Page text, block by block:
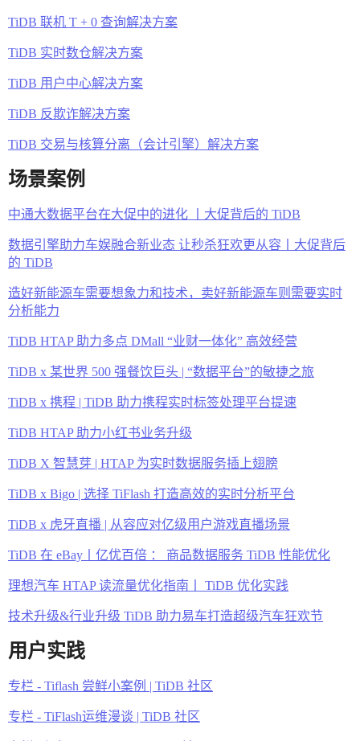
TiDB 联机 T + 0 查询解决方案
TiDB 实时数仓解决方案
TiDB 用户中心解决方案
TiDB 反欺诈解决方案
TiDB 交易与核算分离（会计引擎）解决方案
场景案例
中通大数据平台在大促中的进化 丨大促背后的 TiDB
数据引擎助力车娱融合新业态 让秒杀狂欢更从容丨大促背后
的 TiDB
造好新能源车需要想象力和技术，卖好新能源车则需要实时
分析能力
TiDB HTAP 助力多点 DMall “业财一体化” 高效经营
TiDB x 某世界 500 强餐饮巨头 | “数据平台”的敏捷之旅
TiDB x 携程 | TiDB 助力携程实时标签处理平台提速
TiDB HTAP 助力小红书业务升级
TiDB X 智慧芽 | HTAP 为实时数据服务插上翅膀
TiDB x Bigo | 选择 TiFlash 打造高效的实时分析平台
TiDB x 虎牙直播 | 从容应对亿级用户游戏直播场景
TiDB 在 eBay丨亿优百倍 ： 商品数据服务 TiDB 性能优化
理想汽车 HTAP 读流量优化指南丨 TiDB 优化实践
技术升级&行业升级 TiDB 助力易车打造超级汽车狂欢节
用户实践
专栏 - Tiflash 尝鲜小案例 | TiDB 社区
专栏 - TiFlash运维漫谈 | TiDB 社区